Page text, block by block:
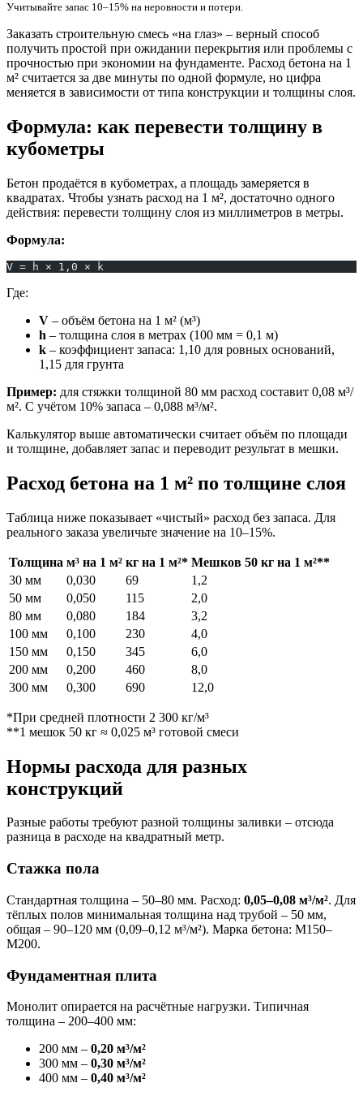
Учитывайте запас 10–15% на неровности и потери.
Заказать строительную смесь «на глаз» – верный способ
получить простой при ожидании перекрытия или проблемы с
прочностью при экономии на фундаменте. Расход бетона на 1
м² считается за две минуты по одной формуле, но цифра
меняется в зависимости от типа конструкции и толщины слоя.
Формула: как перевести толщину в
кубометры
Бетон продаётся в кубометрах, а площадь замеряется в
квадратах. Чтобы узнать расход на 1 м², достаточно одного
действия: перевести толщину слоя из миллиметров в метры.
Формула:
V = h × 1,0 × k
Где:
V – объём бетона на 1 м² (м³)
h – толщина слоя в метрах (100 мм = 0,1 м)
k – коэффициент запаса: 1,10 для ровных оснований,
1,15 для грунта
Пример: для стяжки толщиной 80 мм расход составит 0,08 м³/
м². С учётом 10% запаса – 0,088 м³/м².
Калькулятор выше автоматически считает объём по площади
и толщине, добавляет запас и переводит результат в мешки.
Расход бетона на 1 м² по толщине слоя
Таблица ниже показывает «чистый» расход без запаса. Для
реального заказа увеличьте значение на 10–15%.
Толщина м³ на 1 м² кг на 1 м²* Мешков 50 кг на 1 м²**
30 мм
0,030 69
1,2
50 мм
0,050 115
2,0
80 мм
0,080 184
3,2
100 мм
0,100 230
4,0
150 мм
0,150 345
6,0
200 мм
0,200 460
8,0
300 мм
0,300 690 12,0
*При средней плотности 2 300 кг/м³
**1 мешок 50 кг ≈ 0,025 м³ готовой смеси
Нормы расхода для разных
конструкций
Разные работы требуют разной толщины заливки – отсюда
разница в расходе на квадратный метр.
Стажка пола
Стандартная толщина – 50–80 мм. Расход: 0,05–0,08 м³/м². Для
тёплых полов минимальная толщина над трубой – 50 мм,
общая – 90–120 мм (0,09–0,12 м³/м²). Марка бетона: М150–
М200.
Фундаментная плита
Монолит опирается на расчётные нагрузки. Типичная
толщина – 200–400 мм:
200 мм – 0,20 м³/м²
300 мм – 0,30 м³/м²
400 мм – 0,40 м³/м²